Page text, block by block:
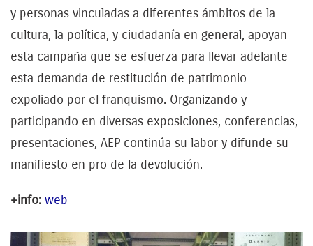
y personas vinculadas a diferentes ámbitos de la
cultura, la política, y ciudadanía en general, apoyan
esta campaña que se esfuerza para llevar adelante
esta demanda de restitución de patrimonio
expoliado por el franquismo. Organizando y
participando en diversas exposiciones, conferencias,
presentaciones, AEP continúa su labor y difunde su
manifiesto en pro de la devolución.
+info: web